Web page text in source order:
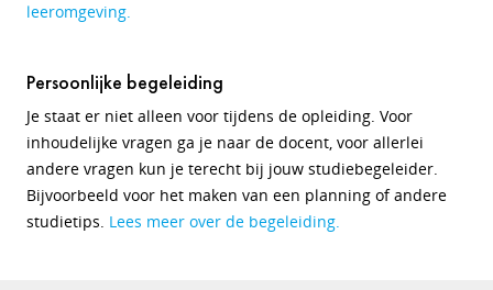
leeromgeving.
Persoonlijke begeleiding
Je staat er niet alleen voor tijdens de opleiding. Voor
inhoudelijke vragen ga je naar de docent, voor allerlei
andere vragen kun je terecht bij jouw studiebegeleider.
Bijvoorbeeld voor het maken van een planning of andere
studietips. Lees meer over de begeleiding.